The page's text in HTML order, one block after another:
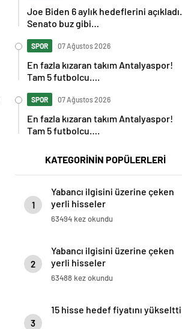
Joe Biden 6 aylık hedeflerini açıkladı.
Senato buz gibi…
SPOR 07 Ağustos 2026
En fazla kızaran takım Antalyaspor!
Tam 5 futbolcu….
SPOR 07 Ağustos 2026
En fazla kızaran takım Antalyaspor!
Tam 5 futbolcu….
KATEGORİNİN POPÜLERLERİ
1
Yabancı ilgisini üzerine çeken
yerli hisseler
63494 kez okundu
2
Yabancı ilgisini üzerine çeken
yerli hisseler
63488 kez okundu
3
15 hisse hedef fiyatını yükseltti